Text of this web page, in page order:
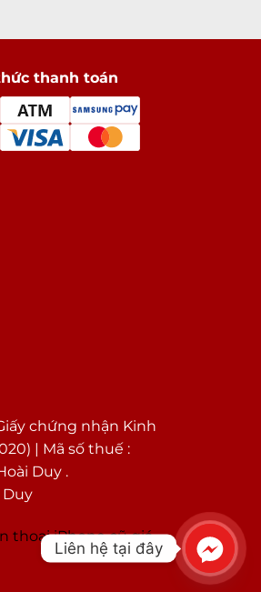
thanh toán
chứng nhận Kinh
| Mã số thuế :
Duy .
Duy
thoại iPhone cũ giá
Liên hệ tại đây